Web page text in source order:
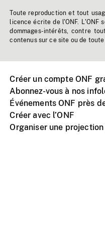
Toute reproduction et tout
licence écrite de l'ONF. L'ONF
dommages-intérêts, contre
contenus sur ce site ou de
Créer un compte ONF
Abonnez-vous à nos
Événements ONF près
Créer avec l’ONF
Organiser une